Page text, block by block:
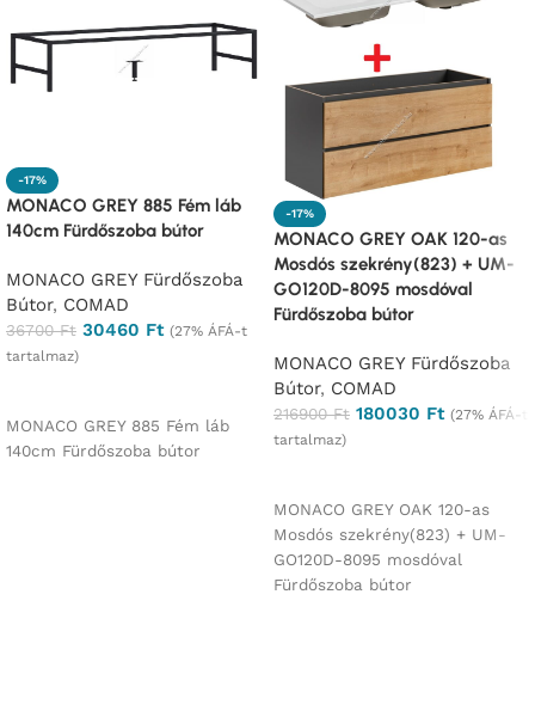
-17%
MONACO GREY 885 Fém láb
140cm Fürdőszoba bútor
MONACO GREY Fürdőszoba
Bútor, COMAD
36700Ft 30460 Ft (27% ÁFÁ-t
tartalmaz)
MONACO GREY 885 Fém láb
140cm Fürdőszoba bútor
-17%
MONACO GREY OAK 120-as
Mosdós szekrény(823) + UM-
GO120D-8095 mosdóval
Fürdőszoba bútor
MONACO GREY Fürdőszoba
Bútor, COMAD
216900Ft 180030 Ft (27% ÁFÁ-t
tartalmaz)
MONACO GREY OAK 120-as
Mosdós szekrény(823) + UM-
GO120D-8095 mosdóval
Fürdőszoba bútor